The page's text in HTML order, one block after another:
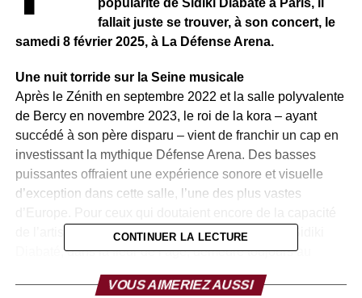
fallait juste se trouver, à son concert, le
samedi 8 février 2025, à La Défense Arena.
Une nuit torride sur la Seine musicale
Après le Zénith en septembre 2022 et la salle polyvalente
de Bercy en novembre 2023, le roi de la kora – ayant
succédé à son père disparu – vient de franchir un cap en
investissant la mythique Défense Arena. Des basses
puissantes offraient une expérience sonore et visuelle
d’exception dans cette salle, l’une des plus vastes
de l’artiste à relever un tel défi, ils ont été servis. Sidiki
Diabaté, dans la fleur de l’âge, demeure toujours au
8 février était aussi le jour d’anniversaire de l’artiste.
CONTINUER LA LECTURE
VOUS AIMERIEZ AUSSI